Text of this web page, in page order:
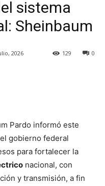
sistema
Sheinbaum
2026 0
129
Pardo informó este
gobierno federal
para fortalecer la
nacional, con
y transmisión, a fin